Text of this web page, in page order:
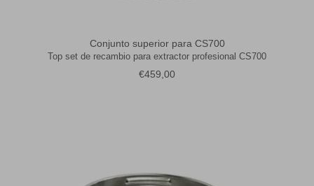
Conjunto superior para CS700
Top set de recambio para extractor profesional CS700
Precio normal
€459,00